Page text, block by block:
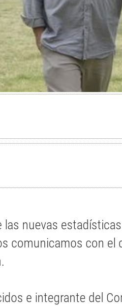
nuevas
comunicamos con el
e integrante del